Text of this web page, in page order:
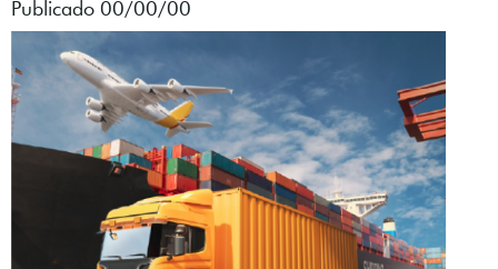
Publicado 00/00/00